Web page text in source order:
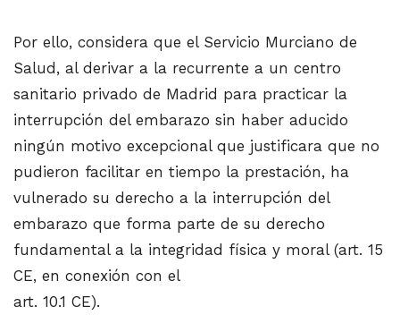
Por ello, considera que el Servicio Murciano de
Salud, al derivar a la recurrente a un centro
sanitario privado de Madrid para practicar la
interrupción del embarazo sin haber aducido
ningún motivo excepcional que justificara que no
pudieron facilitar en tiempo la prestación, ha
vulnerado su derecho a la interrupción del
embarazo que forma parte de su derecho
fundamental a la integridad física y moral (art. 15
CE, en conexión con el
art. 10.1 CE).